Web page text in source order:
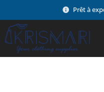
Prêt à